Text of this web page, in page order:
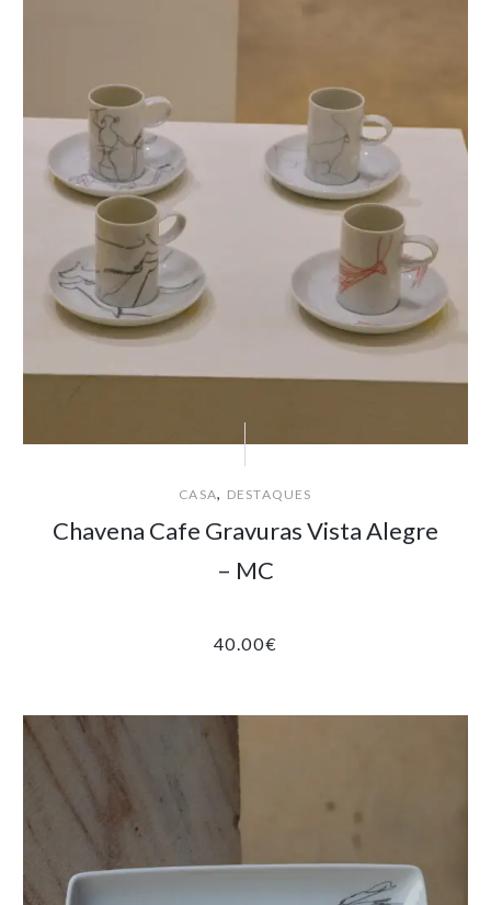
CASA, DESTAQUES
Chavena Cafe Gravuras Vista Alegre
– MC
40.00€